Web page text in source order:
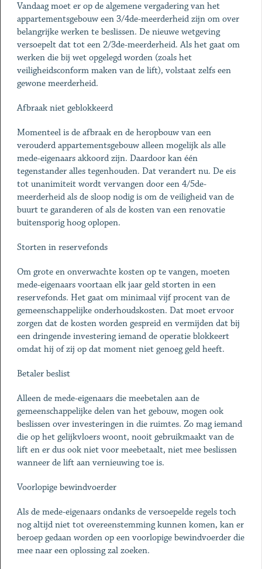
Vandaag moet er op de algemene vergadering van het
appartementsgebouw een 3/4de-meerderheid zijn om over
belangrijke werken te beslissen. De nieuwe wetgeving
versoepelt dat tot een 2/3de-meerderheid. Als het gaat om
werken die bij wet opgelegd worden (zoals het
veiligheidsconform maken van de lift), volstaat zelfs een
gewone meerderheid.
Afbraak niet geblokkeerd
Momenteel is de afbraak en de heropbouw van een
verouderd appartementsgebouw alleen mogelijk als alle
mede-eigenaars akkoord zijn. Daardoor kan één
tegenstander alles tegenhouden. Dat verandert nu. De eis
tot unanimiteit wordt vervangen door een 4/5de-
meerderheid als de sloop nodig is om de veiligheid van de
buurt te garanderen of als de kosten van een renovatie
buitensporig hoog oplopen.
Storten in reservefonds
Om grote en onverwachte kosten op te vangen, moeten
mede-eigenaars voortaan elk jaar geld storten in een
reservefonds. Het gaat om minimaal vijf procent van de
gemeenschappelijke onderhoudskosten. Dat moet ervoor
zorgen dat de kosten worden gespreid en vermijden dat bij
een dringende investering iemand de operatie blokkeert
omdat hij of zij op dat moment niet genoeg geld heeft.
Betaler beslist
Alleen de mede-eigenaars die meebetalen aan de
gemeenschappelijke delen van het gebouw, mogen ook
beslissen over investeringen in die ruimtes. Zo mag iemand
die op het gelijkvloers woont, nooit gebruikmaakt van de
lift en er dus ook niet voor meebetaalt, niet mee beslissen
wanneer de lift aan vernieuwing toe is.
Voorlopige bewindvoerder
Als de mede-eigenaars ondanks de versoepelde regels toch
nog altijd niet tot overeenstemming kunnen komen, kan er
beroep gedaan worden op een voorlopige bewindvoerder die
mee naar een oplossing zal zoeken.